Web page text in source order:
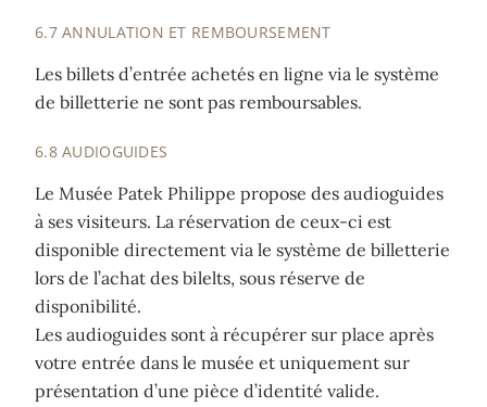
6.7 ANNULATION ET REMBOURSEMENT
Les billets d’entrée achetés en ligne via le système
de billetterie ne sont pas remboursables.
6.8 AUDIOGUIDES
Le Musée Patek Philippe propose des audioguides
à ses visiteurs. La réservation de ceux-ci est
disponible directement via le système de billetterie
lors de l’achat des bilelts, sous réserve de
disponibilité.
Les audioguides sont à récupérer sur place après
votre entrée dans le musée et uniquement sur
présentation d’une pièce d’identité valide.